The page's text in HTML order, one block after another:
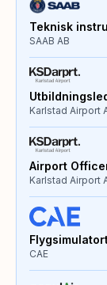
Teknisk
SAAB AB
Karlstad Airport
Airport
Karlstad Airport
CAE